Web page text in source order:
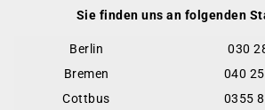
Sie finden uns an folgenden
Berlin
030
Bremen
040
Cottbus
0355